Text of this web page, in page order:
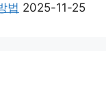
법 2025-11-25